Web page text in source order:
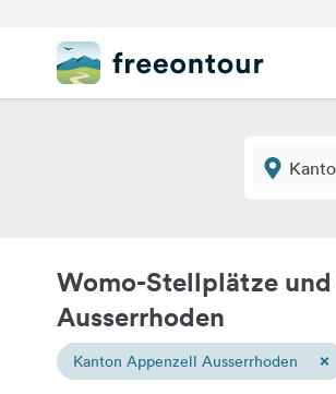
Womo-Stellplätze
Ausserrhoden
Kanton Appenzell Ausserrhoden ×